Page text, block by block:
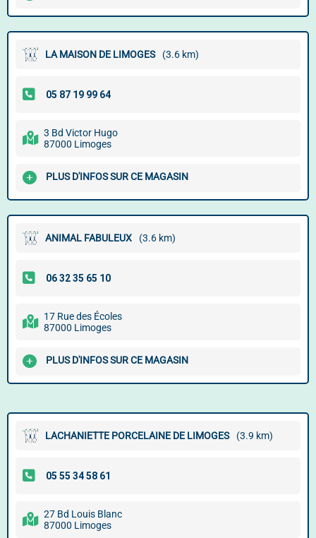
LA MAISON DE LIMOGES (3.6 km)
3 Bd Victor Hugo
87000 Limoges
PLUS D'INFOS SUR CE MAGASIN
ANIMAL FABULEUX (3.6 km)
17 Rue des Écoles
87000 Limoges
PLUS D'INFOS SUR CE MAGASIN
LACHANIETTE PORCELAINE DE LIMOGES (3.9 km)
27 Bd Louis Blanc
87000 Limoges